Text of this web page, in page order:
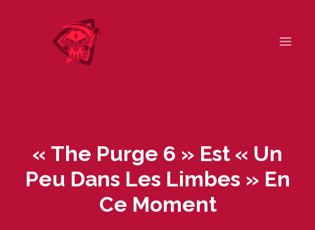
« The Purge 6 » Est « Un
Peu Dans Les Limbes » En
Ce Moment